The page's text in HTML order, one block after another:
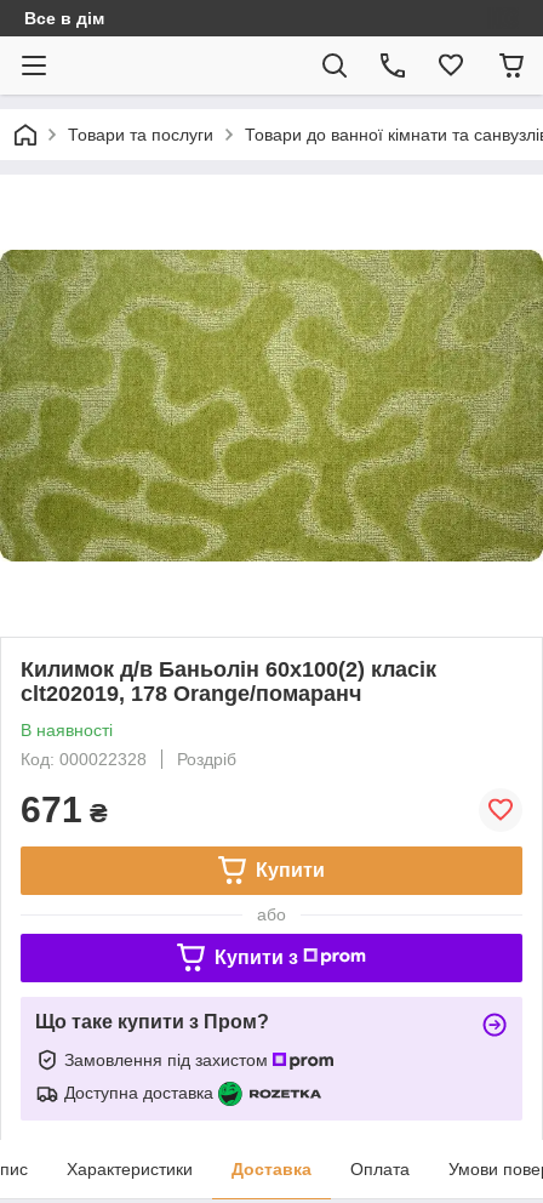
Все в дім
Товари та послуги Товари до ванної кімнати та
Килимок д/в Баньолін 60х100(2) класік
clt202019, 178 Orange/помаранч
В наявності
Код: 000022328
Роздріб
671 ₴
Купити
або
Купити з
Що таке купити з Пром?
Замовлення під захистом
Доступна доставка
Характеристики Доставка Оплата Умови